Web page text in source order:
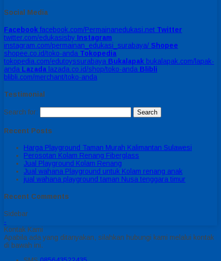
Social Media
Facebook facebook.com/Permainanedukasi.net Twitter
twitter.com/edukasisby Instagram
instagram.com/permainan_edukasi_surabaya/ Shopee
shopee.co.id/toko-anda Tokopedia
tokopedia.com/edutoyssurabaya Bukalapak bukalapak.com/lapak-
anda Lazada lazada.co.id/shop/toko-anda Blibli
blibli.com/merchant/toko-anda
Testimonial
Search for:
Recent Posts
Harga Playground Taman Murah Kalimantan Sulawesi
Perosotan Kolam Renang Fiberglass
Jual Playground Kolam Renang
Jual wahana Playground untuk Kolam renang anak
jual wahana playground taman Nusa tenggara timur
Recent Comments
Sidebar
-
Kontak Kami
Apabila ada yang ditanyakan, silahkan hubungi kami melalui kontak
di bawah ini.